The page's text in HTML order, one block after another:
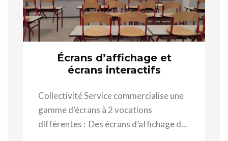
Écrans d’affichage et
écrans interactifs
Collectivité Service commercialise une
gamme d’écrans à 2 vocations
différentes : Des écrans d’affichage d...